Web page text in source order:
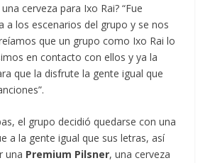
cerveza para Ixo Rai? “Fue
a los escenarios del grupo y se nos
que un grupo como Ixo Rai lo
en contacto con ellos y ya la
que la disfrute la gente igual que
el grupo decidió quedarse con una
a la gente igual que sus letras, así
una Premium Pilsner, una cerveza